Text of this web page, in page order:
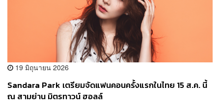
19 มิถุนายน 2026
Sandara Park เตรียมจัดแฟนคอนครั้งแรกในไทย 15 ส.ค. นี้
ณ สามย่าน มิตรทาวน์ ฮอลล์